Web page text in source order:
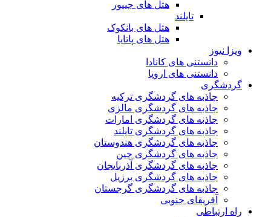
هتل های جیپور
تایلند
هتل های بانکوک
هتل های پاتایا
ویزا نیوز
دانستنی های کانادا
دانستنی های اروپا
گردشگری
جاذبه های گردشگری ترکیه
جاذبه های گردشگری مالزی
جاذبه های گردشگری امارات
جاذبه های گردشگری تایلند
جاذبه های گردشگری هندوستان
جاذبه های گردشگری چین
جاذبه های گردشگری آذربایجان
جاذبه های گردشگری برزیل
جاذبه های گردشگری گرجستان
آفریقای جنوبی
راه ارتباطی